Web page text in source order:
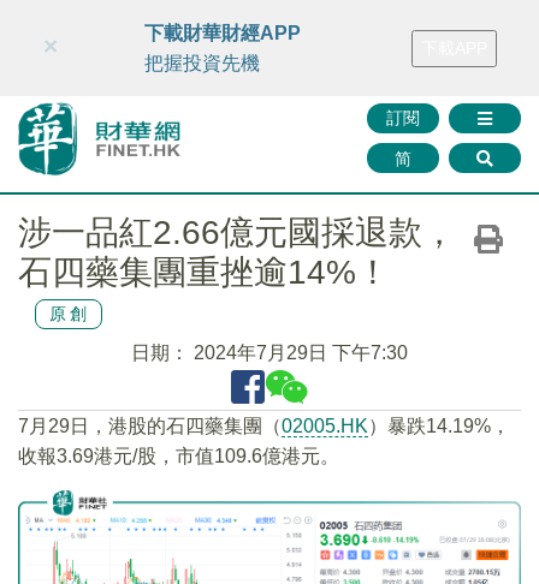
財華智庫網 FINTV FINMETA 財華證券 媒體矩陣
訂閱
简
×
下載財華財經APP
把握投資先機
涉一品紅2.66億元國採退款，
石四藥集團重挫逾14%！
原創
日期： 2024年7月29日 下午7:30
7月29日，港股的石四藥集團（02005.HK）暴跌14.19%，
收報3.69港元/股，市值109.6億港元。